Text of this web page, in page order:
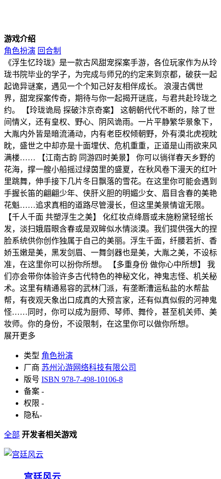
游戏介绍
角色扮演 回合制
《浮生忆玲珑》是一款古风甜宠探案手游，各位玩家作为从玲
珑书院毕业的学子，为完成与师兄的约定来到京都，破获一起
起诡异谜案，遇见一个个知己好友相伴成长。 浪漫古偶世
界，甜宠探案传奇，期待与你一起揭开谜底，与君共赴玲珑之
约。 【玲珑诡局 探破汴京奇案】 这朝朝代代不断的，除了世
间情义，还有皇权、野心、阴风诡雨。一片平静繁华景象下，
大胤内外皆是暗流涌动，内有老臣权倾朝野，外有漠北虎视眈
眈，盛世之中却亦是十面埋伏、危机重重，正道是山雨欲来风
满楼…… 【江南古韵 同游四时美景】 你可以徜徉春天乡野的
花海，撑一艘小船摇过绿茵里的盛夏，在秋风卷下漫天的红叶
里跳舞，伸手接下几片冬日飘落的雪花。在这里你可能会遇到
手握长笛的翩翩少年、侠肝义胆的明媚少女、眉目含春的美艳
花魁……追求真相的道路尽管漫长，但这里美景情谊无限。
【千人千面 共塑浮生之美】 化红妆点绛唇或未施粉黛轻绾长
发，淡扫娥眉眼含春或是双眸似水情淡漠。我们提供强大的捏
脸系统供你创作独属于自己的美丽。浮生千面，纤腰若折、香
娇玉嫩是美，黑发剑眉、一舞剑器也是美，大胤之美，不设标
准，在这里你可以扮你所想。 【多重身份 做你心中所想】 我
们亦会带你体验许多古代特色的神秘文化，神鬼志怪、机关秘
术。这里有精通易容的武林门派，有垄断漕运私盐的水帮盐
帮，有夜观天象出口成真的大预言家，还有似真似假的河神鬼
怪……同时，你可以成为厨师、琴师、舞伶，甚至机关师、美
妆师。你的身份，不设限制，在这里你可以做你所想。
展开更多
类型 角色扮演
厂商 苏州沁游网络科技有限公司
版号 ISBN 978-7-498-10106-8
备案 -
权限 -
隐私-
全部 开发者相关游戏
宫廷风云